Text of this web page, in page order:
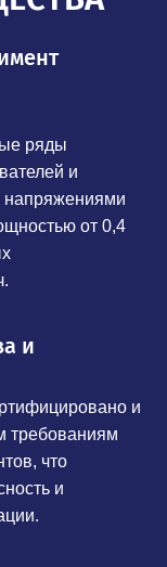
ряды
и
напряжениями
от 0,4
и
и
требованиям
что
и